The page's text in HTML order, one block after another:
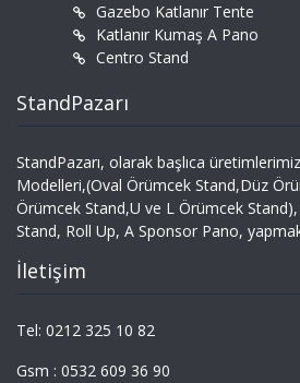
Gazebo Katlanır Tente
Katlanır Kumaş A Pano
Centro Stand
StandPazarı
StandPazarı, olarak başlıca
Modelleri,(Oval Örümcek Stand,Düz
Örümcek Stand,U ve L Örümcek
Stand, Roll Up, A Sponsor Pano,
İletişim
Tel: 0212 325 10 82
Gsm : 0532 609 36 90